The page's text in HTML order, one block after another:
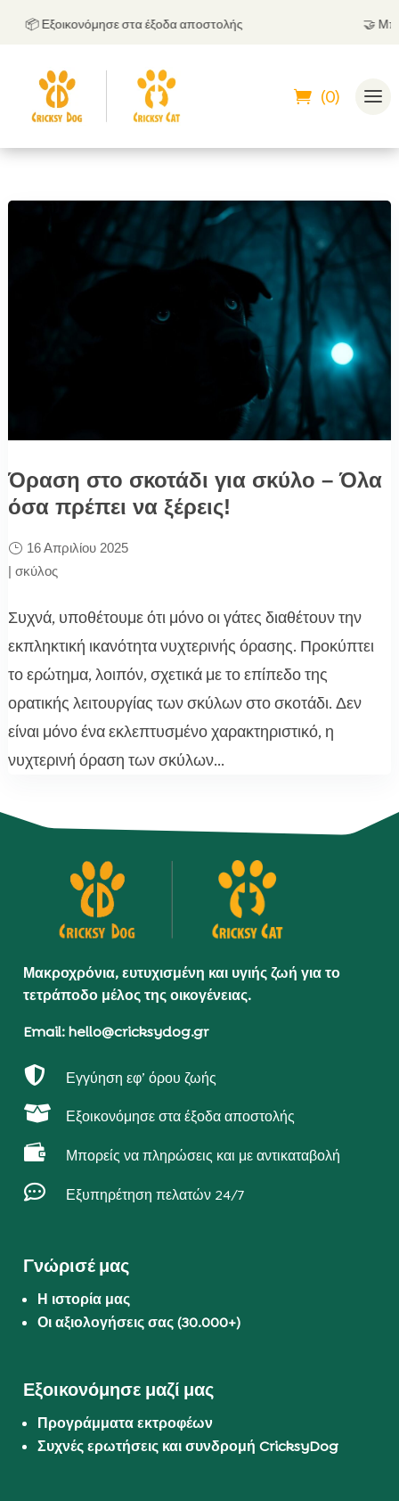
📦 Εξοικονόμησε στα έξοδα αποστολής
(0)
Όραση στο σκοτάδι για σκύλο – Όλα
όσα πρέπει να ξέρεις!
16 Απριλίου 2025
| σκύλος
Συχνά, υποθέτουμε ότι μόνο οι γάτες διαθέτουν την
εκπληκτική ικανότητα νυχτερινής όρασης. Προκύπτει
το ερώτημα, λοιπόν, σχετικά με το επίπεδο της
ορατικής λειτουργίας των σκύλων στο σκοτάδι. Δεν
είναι μόνο ένα εκλεπτυσμένο χαρακτηριστικό, η
νυχτερινή όραση των σκύλων...
Μακροχρόνια, ευτυχισμένη και υγιής ζωή για το
τετράποδο μέλος της οικογένειας.
Email: hello@cricksydog.gr
 Εγγύηση εφ’ όρου ζωής
 Εξοικονόμησε στα έξοδα αποστολής
 Μπορείς να πληρώσεις και με αντικαταβολή
 Εξυπηρέτηση πελατών 24/7
Γνώρισέ μας
Η ιστορία μας
Οι αξιολογήσεις σας (30.000+)
Εξοικονόμησε μαζί μας
Προγράμματα εκτροφέων
Συχνές ερωτήσεις και συνδρομή CricksyDog